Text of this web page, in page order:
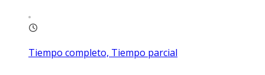
Tiempo completo, Tiempo parcial